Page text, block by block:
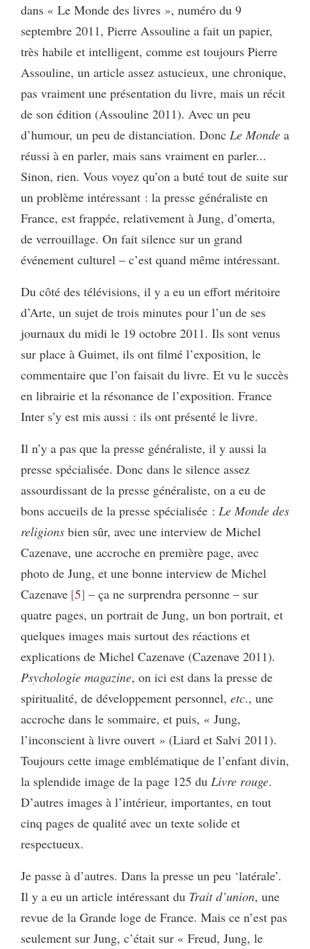
dans « Le Monde des livres », numéro du 9
septembre 2011, Pierre Assouline a fait un papier,
très habile et intelligent, comme est toujours Pierre
Assouline, un article assez astucieux, une chronique,
pas vraiment une présentation du livre, mais un récit
de son édition (Assouline 2011). Avec un peu
d’humour, un peu de distanciation. Donc Le Monde a
réussi à en parler, mais sans vraiment en parler...
Sinon, rien. Vous voyez qu’on a buté tout de suite sur
un problème intéressant : la presse généraliste en
France, est frappée, relativement à Jung, d’omerta,
de verrouillage. On fait silence sur un grand
événement culturel – c’est quand même intéressant.
Du côté des télévisions, il y a eu un effort méritoire
d’Arte, un sujet de trois minutes pour l’un de ses
journaux du midi le 19 octobre 2011. Ils sont venus
sur place à Guimet, ils ont filmé l’exposition, le
commentaire que l’on faisait du livre. Et vu le succès
en librairie et la résonance de l’exposition. France
Inter s’y est mis aussi : ils ont présenté le livre.
Il n’y a pas que la presse généraliste, il y aussi la
presse spécialisée. Donc dans le silence assez
assourdissant de la presse généraliste, on a eu de
bons accueils de la presse spécialisée : Le Monde des
religions bien sûr, avec une interview de Michel
Cazenave, une accroche en première page, avec
photo de Jung, et une bonne interview de Michel
Cazenave 5 – ça ne surprendra personne – sur
quatre pages, un portrait de Jung, un bon portrait, et
quelques images mais surtout des réactions et
explications de Michel Cazenave (Cazenave 2011).
Psychologie magazine, on ici est dans la presse de
spiritualité, de développement personnel, etc., une
accroche dans le sommaire, et puis, « Jung,
l’inconscient à livre ouvert » (Liard et Salvi 2011).
Toujours cette image emblématique de l’enfant divin,
la splendide image de la page 125 du Livre rouge.
D’autres images à l’intérieur, importantes, en tout
cinq pages de qualité avec un texte solide et
respectueux.
Je passe à d’autres. Dans la presse un peu ‘latérale’.
Il y a eu un article intéressant du Trait d’union, une
revue de la Grande loge de France. Mais ce n’est pas
seulement sur Jung, c’était sur « Freud, Jung, le